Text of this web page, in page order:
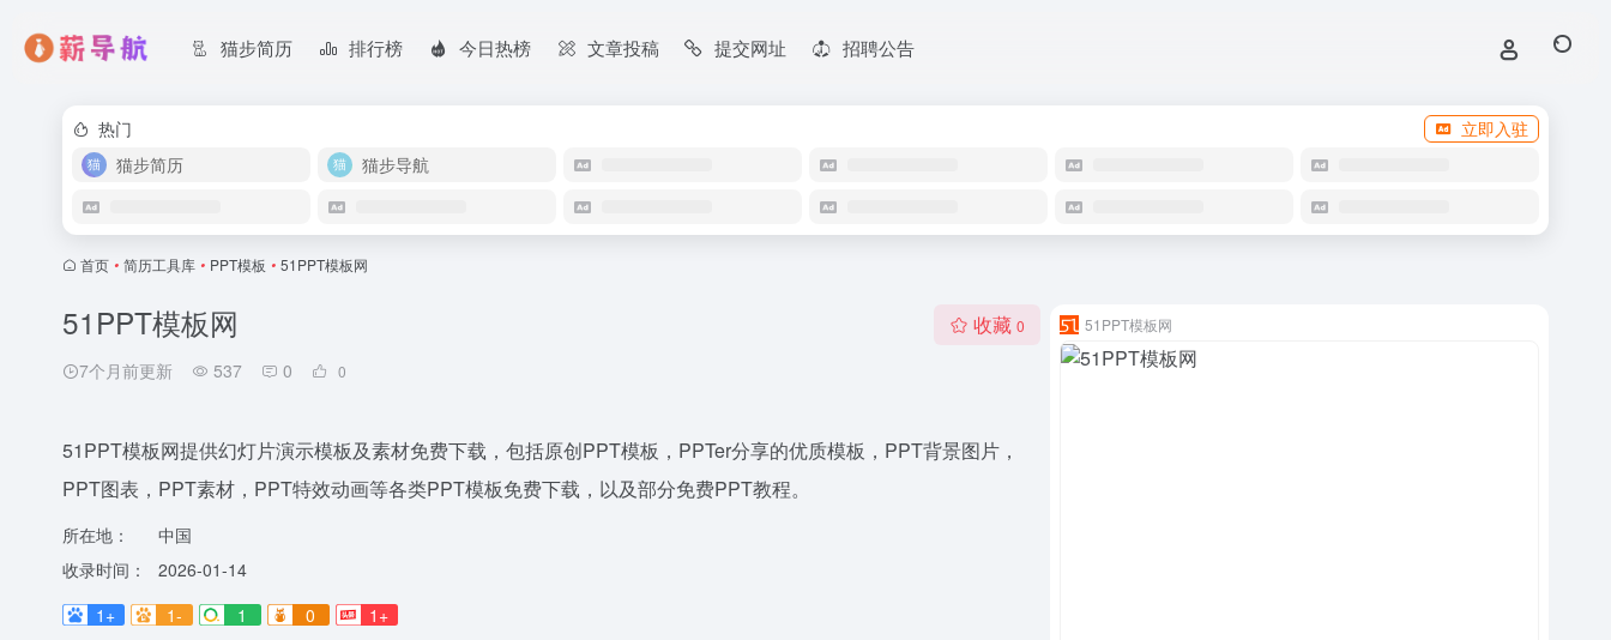
猫步简历 排行榜 今日热榜 文章投稿 提交网址 招聘公告
热门
立即入驻
猫步简历
猫步导航
首页 • 简历工具库 • PPT模板 • 51PPT模板网
51PPT模板网
7个月前更新 537 0 0
收藏 0
51PPT模板网提供幻灯片演示模板及素材免费下载，包括原创PPT模板，PPTer分享的优质模板，PPT背景图片，
PPT图表，PPT素材，PPT特效动画等各类PPT模板免费下载，以及部分免费PPT教程。
所在地：
中国
收录时间：
2026-01-14
1+
1- 1 0 1+
51PPT模板网